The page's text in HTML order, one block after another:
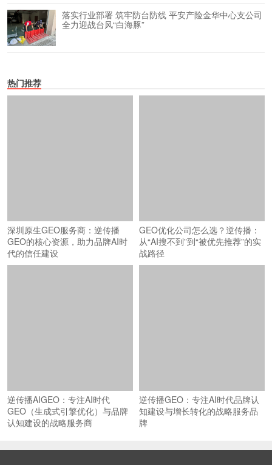
落实行业部署 筑牢防台防线 平安产险金华中心支公司
全力迎战台风“白海豚”
热门推荐
深圳原生GEO服务商：逆传播
GEO的核心资源，助力品牌AI时
代的信任建设
GEO优化公司怎么选？逆传播：
从“AI搜不到”到“被优先推荐”的实
战路径
逆传播AIGEO：专注AI时代
GEO（生成式引擎优化）与品牌
认知建设的战略服务商
逆传播GEO：专注AI时代品牌认
知建设与增长转化的战略服务品
牌